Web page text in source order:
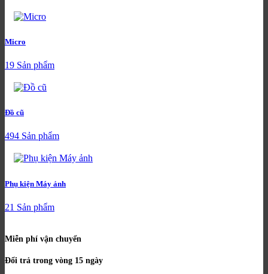
Micro
19 Sản phẩm
Đồ cũ
494 Sản phẩm
Phụ kiện Máy ảnh
21 Sản phẩm
Miễn phí vận chuyển
Đổi trả trong vòng 15 ngày